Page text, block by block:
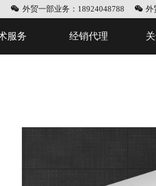
外贸一部业务：18924048788 外
服务 经销代理